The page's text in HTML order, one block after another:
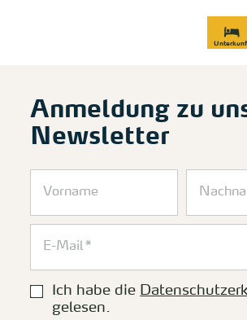
Anmeldung zu
Newsletter
Ich habe die
gelesen.